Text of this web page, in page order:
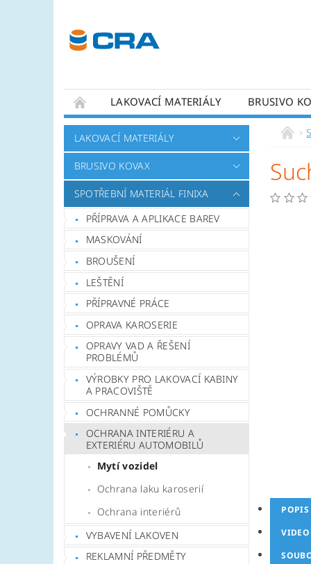
LAKOVACÍ MATERIÁLY
BRUSIVO
KONTAKTY
LAKOVACÍ MATERIÁLY
BRUSIVO KOVAX
SPOTŘEBNÍ MATERIÁL FINIXA
PŘÍPRAVA A APLIKACE BAREV
MASKOVÁNÍ
BROUŠENÍ
LEŠTĚNÍ
PŘÍPRAVNÉ PRÁCE
OPRAVA KAROSERIE
OPRAVY VAD A ŘEŠENÍ
PROBLÉMŮ
VÝROBKY PRO LAKOVACÍ KABINY
A PRACOVIŠTĚ
OCHRANNÉ POMŮCKY
OCHRANA INTERIÉRU A
EXTERIÉRU AUTOMOBILŮ
Mytí vozidel
Ochrana laku karoserií
Ochrana interiérů
VYBAVENÍ LAKOVEN
REKLAMNÍ PŘEDMĚTY
POPIS
VIDEO